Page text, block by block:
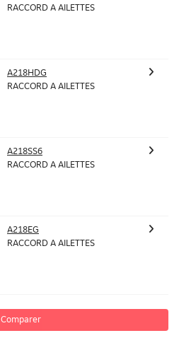
RACCORD A AILETTES
A218HDG
RACCORD A AILETTES
A218SS6
RACCORD A AILETTES
A218EG
RACCORD A AILETTES
Comparer